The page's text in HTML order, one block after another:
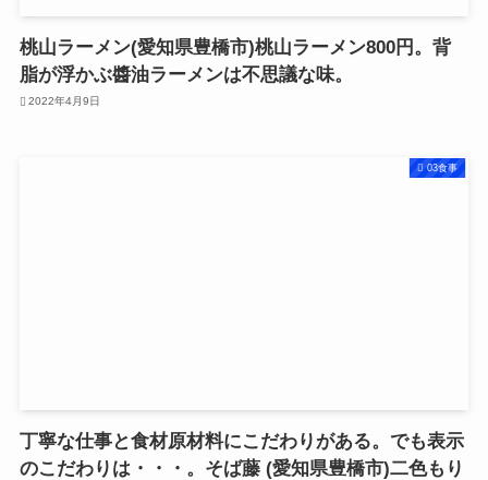
桃山ラーメン(愛知県豊橋市)桃山ラーメン800円。背
脂が浮かぶ醬油ラーメンは不思議な味。
2022年4月9日
03食事
丁寧な仕事と食材原材料にこだわりがある。でも表示
のこだわりは・・・。そば藤 (愛知県豊橋市)二色もり